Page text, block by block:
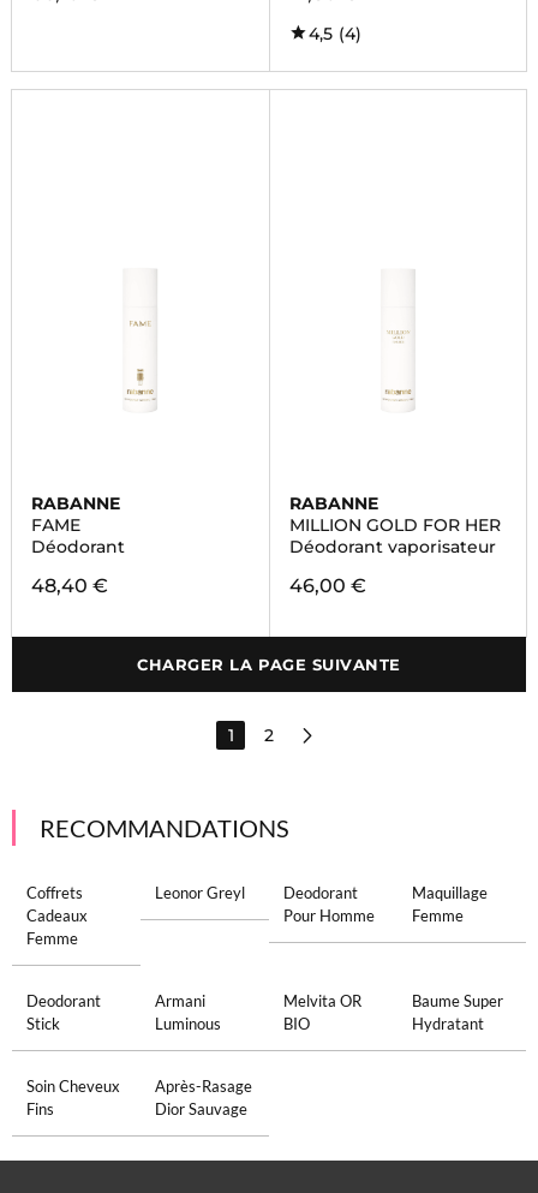
4,5 (4)
RABANNE
FAME
Déodorant
48,40 €
RABANNE
MILLION GOLD FOR HER
Déodorant vaporisateur
46,00 €
CHARGER LA PAGE SUIVANTE
1 2
RECOMMANDATIONS
Coffrets
Cadeaux
Femme
Leonor Greyl
Deodorant
Pour Homme
Maquillage
Femme
Deodorant
Stick
Armani
Luminous
Melvita OR
BIO
Baume Super
Hydratant
Soin Cheveux
Fins
Après-Rasage
Dior Sauvage